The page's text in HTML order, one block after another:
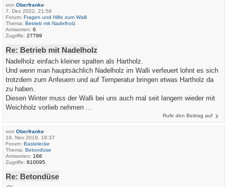
von Oberfranke
7. Dez 2022, 21:56
Forum: Fragen und Hilfe zum Walli
Thema: Betrieb mit Nadelholz
Antworten: 6
Zugriffe: 27799
Re: Betrieb mit Nadelholz
Nadelholz einfach kleiner spalten als Hartholz.
Und wenn man hauptsächlich Nadelholz im Walli verfeuert lohnt es sich
trotzdem zum Anfeuern und auf Temperatur bringen etwas Hartholz da
zu haben.
Diesen Winter muss der Walli bei uns auch mal seit langem wieder mit
Weichholz vorlieb nehmen ...
Rufe den Beitrag auf
von Oberfranke
18. Nov 2019, 18:37
Forum: Bastelecke
Thema: Betondüse
Antworten: 166
Zugriffe: 810095
Re: Betondüse